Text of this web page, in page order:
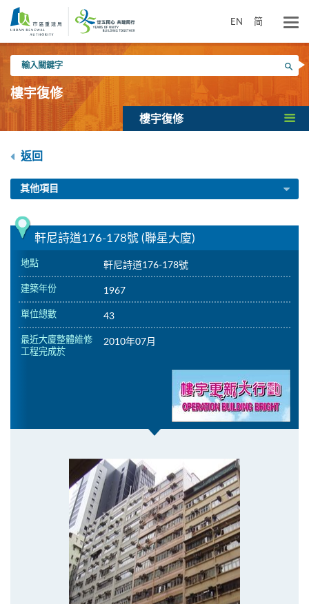
內
EN 简
入
關
鍵
搜尋
樓宇復修
樓宇復修
返回
其他項目
軒尼詩道176-178號 (聯星大廈)
地點 軒尼詩道176-178號
建築年份 1967
單位總數 43
最近大廈整體維修
工程完成於
2010年07月